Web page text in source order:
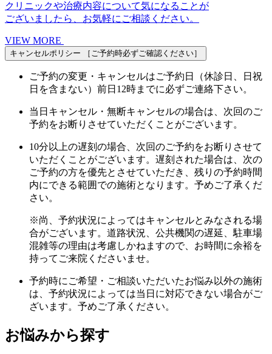
クリニックや治療内容について気になることが
ございましたら、お気軽にご相談ください。
VIEW MORE
キャンセルポリシー ［ご予約時必ずご確認ください］
ご予約の変更・キャンセルはご予約日（休診日、日祝
日を含まない）前日12時までに必ずご連絡下さい。
当日キャンセル・無断キャンセルの場合は、次回のご
予約をお断りさせていただくことがございます。
10分以上の遅刻の場合、次回のご予約をお断りさせて
いただくことがございます。遅刻された場合は、次の
ご予約の方を優先とさせていただき、残りの予約時間
内にできる範囲での施術となります。予めご了承くだ
さい。
※尚、予約状況によってはキャンセルとみなされる場
合がございます。道路状況、公共機関の遅延、駐車場
混雑等の理由は考慮しかねますので、お時間に余裕を
持ってご来院くださいませ。
予約時にご希望・ご相談いただいたお悩み以外の施術
は、予約状況によっては当日に対応できない場合がご
ざいます。予めご了承ください。
お悩みから探す